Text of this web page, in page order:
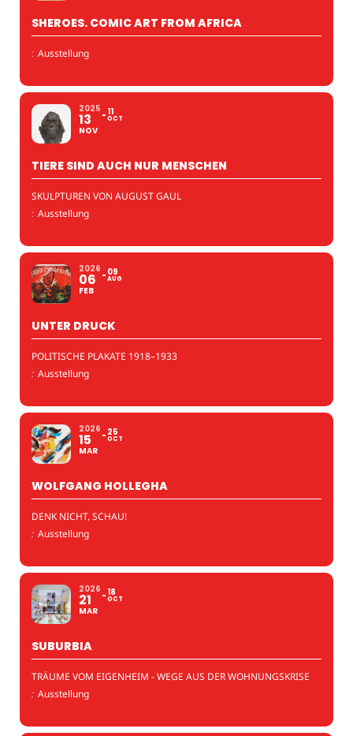
SHEROES. COMIC ART FROM AFRICA
: Ausstellung
2025
13
NOV
11
OCT
TIERE SIND AUCH NUR MENSCHEN
SKULPTUREN VON AUGUST GAUL
: Ausstellung
2026
06
FEB
09
AUG
UNTER DRUCK
POLITISCHE PLAKATE 1918–1933
: Ausstellung
2026
15
MAR
25
OCT
WOLFGANG HOLLEGHA
DENK NICHT, SCHAU!
: Ausstellung
2026
21
MAR
18
OCT
SUBURBIA
TRÄUME VOM EIGENHEIM - WEGE AUS DER WOHNUNGSKRISE
: Ausstellung